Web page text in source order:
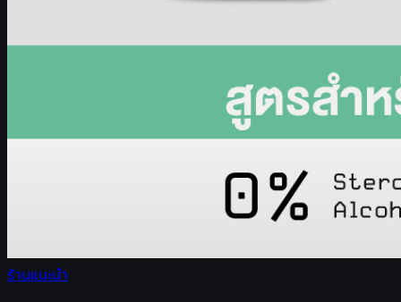
ร้านแนะนำ